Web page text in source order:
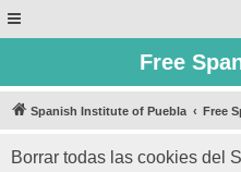
Free
Spanish Institute of Puebla Free
Borrar todas las cookies del